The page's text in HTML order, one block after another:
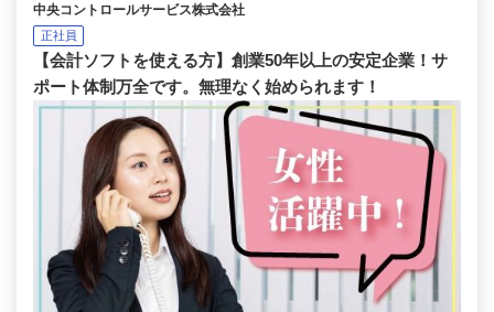
中央コントロールサービス株式会社
正社員
【会計ソフトを使える方】創業50年以上の安定企業！サ
ポート体制万全です。無理なく始められます！